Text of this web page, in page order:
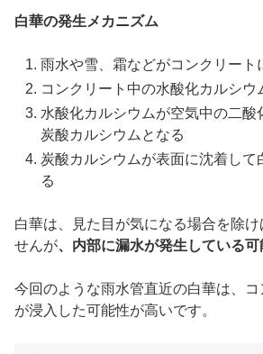
白華の発生メカニズム
雨水や雪、霜などがコンクリート
コンクリート中の水酸化カルシウ
水酸化カルシウムが空気中の二酸
炭酸カルシウムとなる
炭酸カルシウムが表面に沈着して
る
白華は、見た目が気になる場合を除け
せんが、内部に漏水が発生している可
今回のような雨水管直近の白華は、
が浸入した可能性が高いです。